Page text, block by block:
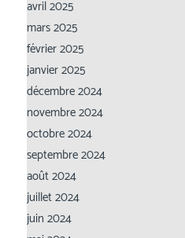
avril 2025
mars 2025
février 2025
janvier 2025
décembre 2024
novembre 2024
octobre 2024
septembre 2024
août 2024
juillet 2024
juin 2024